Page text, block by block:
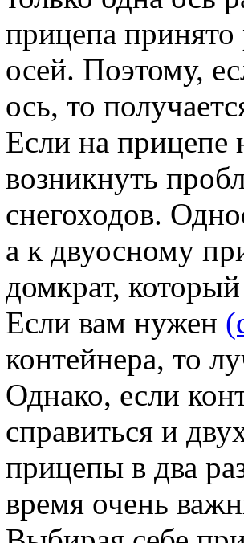
прицепа принято
осей. Поэтому,
ось, то
Если на прицепе
возникнуть
снегоходов.
а к двуосному
домкрат,
Если вам нужен
контейнера, то
Однако, если
справиться и
прицепы в два
время очень